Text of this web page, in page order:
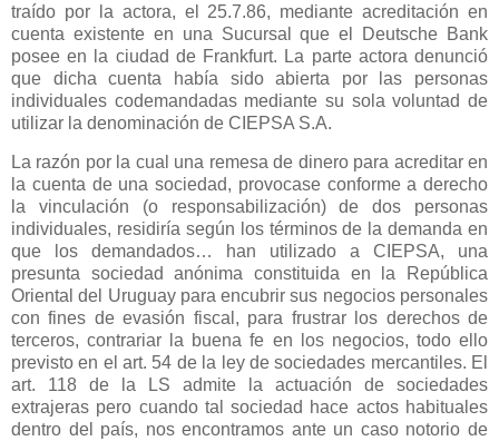
traído por la actora, el 25.7.86, mediante acreditación en
cuenta existente en una Sucursal que el Deutsche Bank
posee en la ciudad de Frankfurt. La parte actora denunció
que dicha cuenta había sido abierta por las personas
individuales codemandadas mediante su sola voluntad de
utilizar la denominación de CIEPSA S.A.
La razón por la cual una remesa de dinero para acreditar en
la cuenta de una sociedad, provocase conforme a derecho
la vinculación (o responsabilización) de dos personas
individuales, residiría según los términos de la demanda en
que los demandados… han utilizado a CIEPSA, una
presunta sociedad anónima constituida en
la República
Oriental del Uruguay para encubrir sus negocios personales
con fines de evasión fiscal, para frustrar los derechos de
terceros, contrariar la buena fe en los negocios, todo ello
previsto en el art. 54 de la ley de sociedades mercantiles. El
art. 118 de
la LS admite la actuación de sociedades
extrajeras pero cuando tal sociedad hace actos habituales
dentro del país, nos encontramos ante un caso notorio de